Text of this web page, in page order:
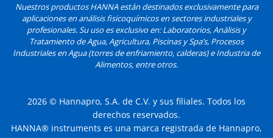
Nuestros productos HANNA están destinados exclusivamente para
aplicaciones en análisis fisicoquímicos en sectores industriales y
profesionales. Su uso es exclusivo en: Laboratorios, Análisis y
Tratamiento de Agua, Agricultura, Piscinas y Spa’s, Procesos
Industriales en Agua (torres de enfriamiento, calderas) e Industria de
Alimentos, entre otros.
2026 © Hannapro, S.A. de C.V. y sus filiales. Todos los
derechos reservados.
HANNA® instruments es una marca registrada de Hannapro,